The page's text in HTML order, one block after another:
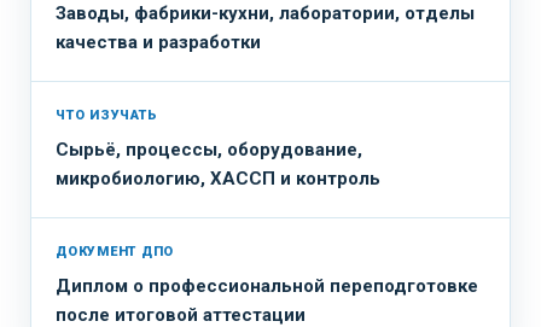
Заводы, фабрики-кухни, лаборатории, отделы
качества и разработки
ЧТО ИЗУЧАТЬ
Сырьё, процессы, оборудование,
микробиологию, ХАССП и контроль
ДОКУМЕНТ ДПО
Диплом о профессиональной переподготовке
после итоговой аттестации